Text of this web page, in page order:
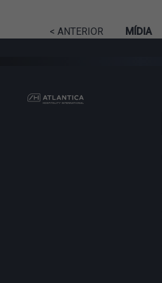
< ANTERIOR MÍDIA